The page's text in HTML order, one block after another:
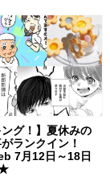
ング！】夏休みの
ランクイン！
7月12日～18日